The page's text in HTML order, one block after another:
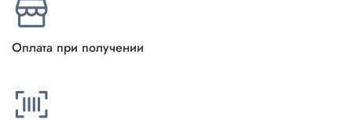
Оплата при получении